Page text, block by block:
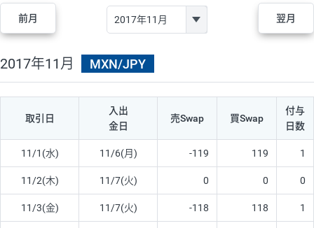
前月 翌月
2017年11月 MXN/JPY
取引日
入出
金日
売Swap 買Swap
付与
日数
11/1(水) 11/6(月) -119 119 1
11/2(木) 11/7(火) 0 0 0
11/3(金) 11/7(火) -118 118 1